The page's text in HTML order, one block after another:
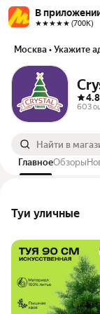
В
★★★★★ (700К)
Москва • Укажите
4.8
603
ГлавноеОбзоры
Туи уличные